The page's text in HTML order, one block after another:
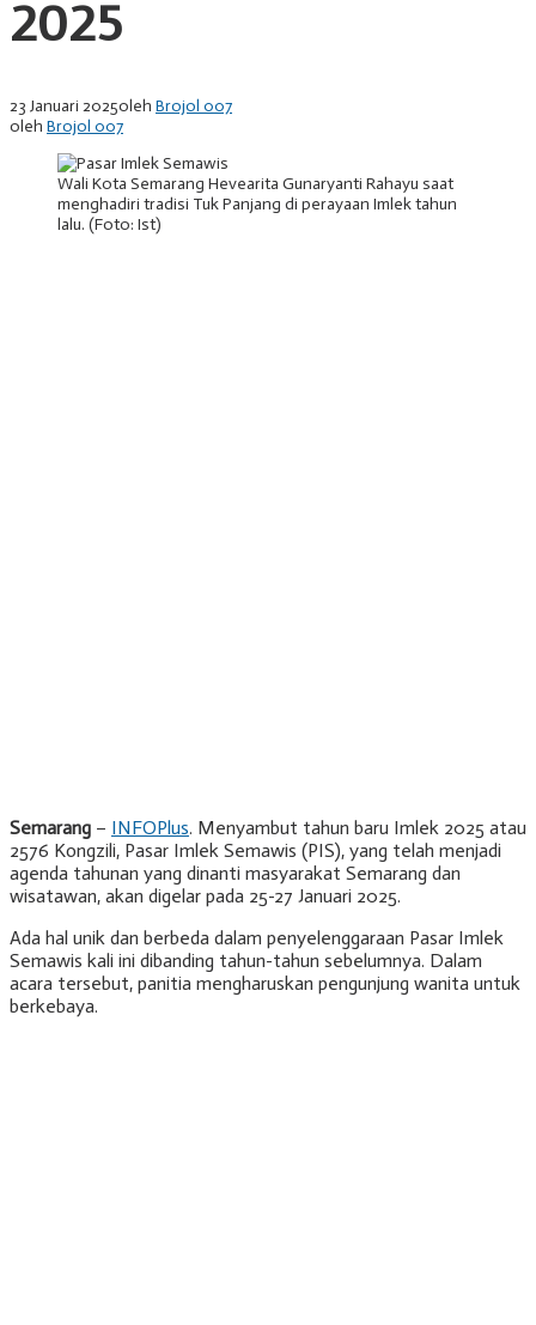
2025
23 Januari 2025oleh Brojol 007
oleh Brojol 007
Wali Kota Semarang Hevearita Gunaryanti Rahayu saat
menghadiri tradisi Tuk Panjang di perayaan Imlek tahun
lalu. (Foto: Ist)
Semarang – INFOPlus. Menyambut tahun baru Imlek 2025 atau
2576 Kongzili, Pasar Imlek Semawis (PIS), yang telah menjadi
agenda tahunan yang dinanti masyarakat Semarang dan
wisatawan, akan digelar pada 25-27 Januari 2025.
Ada hal unik dan berbeda dalam penyelenggaraan Pasar Imlek
Semawis kali ini dibanding tahun-tahun sebelumnya. Dalam
acara tersebut, panitia mengharuskan pengunjung wanita untuk
berkebaya.